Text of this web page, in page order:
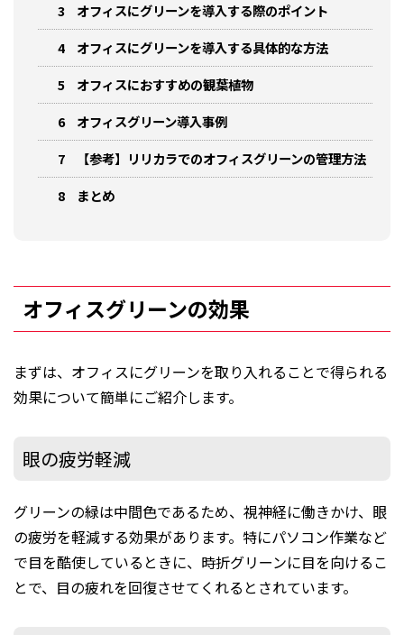
3
オフィスにグリーンを導入する際のポイント
4
オフィスにグリーンを導入する具体的な方法
5
オフィスにおすすめの観葉植物
6
オフィスグリーン導入事例
7
【参考】リリカラでのオフィスグリーンの管理方法
8
まとめ
オフィスグリーンの効果
まずは、オフィスにグリーンを取り入れることで得られる
効果について簡単にご紹介します。
眼の疲労軽減
グリーンの緑は中間色であるため、視神経に働きかけ、眼
の疲労を軽減する効果があります。特にパソコン作業など
で目を酷使しているときに、時折グリーンに目を向けるこ
とで、目の疲れを回復させてくれるとされています。